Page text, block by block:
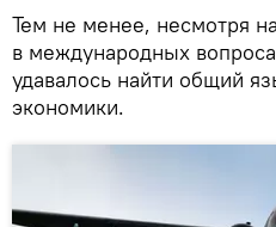
Тем не менее, несмотря
в международных
удавалось найти общий
экономики.